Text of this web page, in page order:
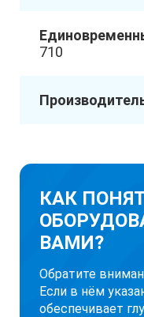
710
КАК
ВАМИ?
Обратите
Если в нём
обеспечивает